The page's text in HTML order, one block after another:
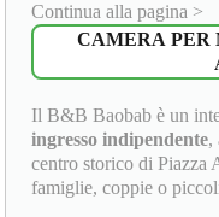
Continua alla pagina >
CAMERA PER
Il B&B Baobab è un
ingresso indipendente,
centro storico di Piazza
famiglie, coppie o